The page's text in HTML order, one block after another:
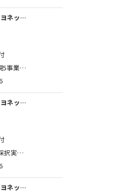
公益財団法人ヨネックススポーツ振興財団
後にて実施する。 2025年度採択実績：5事業、2026年度採択実績：5事業
公益財団法人ヨネックススポーツ振興財団
り、前期・後期の区分を廃止し、年1回の申請受付となりました。
公益財団法人ヨネックススポーツ振興財団